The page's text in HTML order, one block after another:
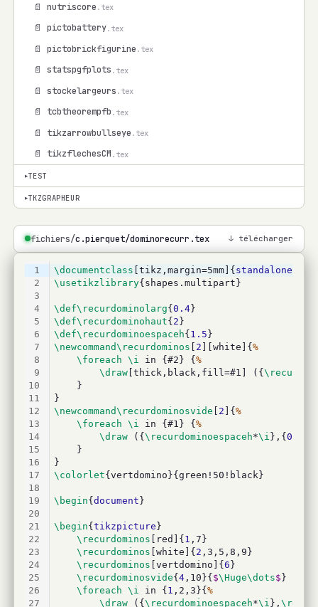
📄 nutriscore .tex
📄 pictobattery.tex
📄 pictobrickfigurine .tex
📄 statspgfplots .tex
📄 stockelargeurs .tex
📄 tcbtheorempfb .tex
📄 tikzarrowbullseye .tex
📄 tikzflechesCM .tex
▾TEST
▾TKZGRAPHEUR
fichiers/c.pierquet/dominorecurr.tex ↓ télécharger
1
2
3
4
5
6
7
8
9
10
11
12
13
14
15
16
17
18
19
20
21
22
23
24
25
26
27
\documentclass [tikz,margin=5mm]{ standalone
\usetikzlibrary{shapes.multipart}
\def\recurdominolarg{ 0.4}
\def\recurdominohaut{ 2 }
\def\recurdominoespaceh{ 1.5 }
\newcommand\recurdominos
2 ][white]{ %
\foreach \i in {#2} { %
\draw[thick,black,fill=#1] ({
	}
}
\newcommand\recurdominosvide
2 ]{ %
\foreach \i in {#1} { %
\draw ({ \recurdominoespaceh*\i },{ 0.5
	}
}
\colorlet{vertdomino}{green!50!black}
\begin{ document }
\begin{ tikzpicture }
\recurdominos [red]{ 1 ,7}
\recurdominos [white]{ 2 ,3,5,8,9}
\recurdominos [vertdomino]{ 6 }
\recurdominosvide{ 4,10}{ $\Huge\dots$ }
\foreach \i in { 1 ,2,3}{ %
\draw ({ \recurdominoespaceh*\i },